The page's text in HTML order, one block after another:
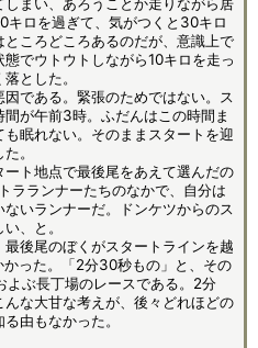
キロを過ぎて、気がつくと30キロ
ころどころあるのだが、意識上で
でウトウトしながら10キロを走っ
とした。
である。緊張のためではない。ス
が午前3時。ふだんはこの時間ま
眠れない。そのままスタートを迎
。
ト地点で最後尾をあえて選んだの
ラランナーたちのなかで、自分は
いランナーだ。ドンケツからのス
、と。
後尾のぼくがスタートラインを越
った。「2分30秒もの」と、その
よぶ長丁場のレースである。2分
な大甘な考えが、後々どれほどの
由もなかった。